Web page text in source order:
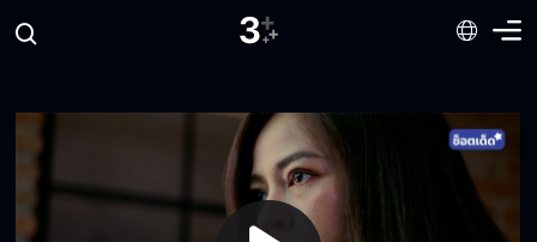
ของเหลวบนศีรษะไม่ใช่เลือดค่ะ น่าจะเป็นน้ำแดง